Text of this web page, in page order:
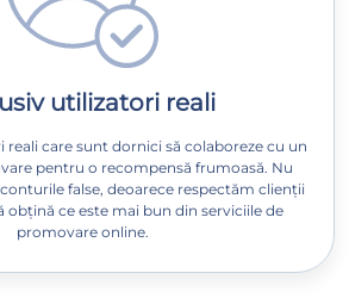
utilizatori reali
care sunt dornici să colaboreze cu un
pentru o recompensă frumoasă. Nu
false, deoarece respectăm clienții
obțină ce este mai bun din serviciile de
promovare online.